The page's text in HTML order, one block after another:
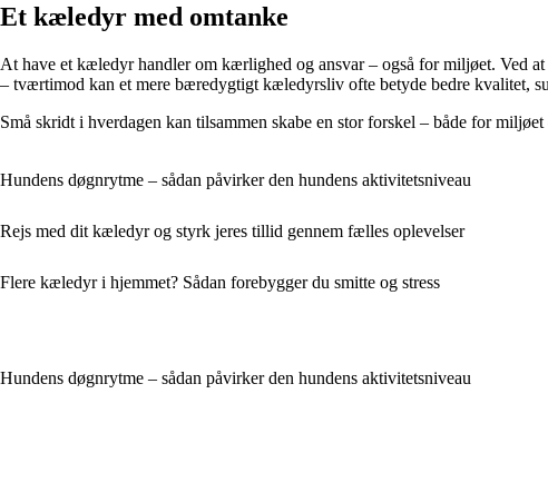
Et kæledyr med omtanke
At have et kæledyr handler om kærlighed og ansvar – også for miljøet. Ved
– tværtimod kan et mere bæredygtigt kæledyrsliv ofte betyde bedre kvalitet,
Små skridt i hverdagen kan tilsammen skabe en stor forskel – både for
Hundens døgnrytme – sådan påvirker den hundens aktivitetsniveau
Rejs med dit kæledyr og styrk jeres tillid gennem fælles oplevelser
Flere kæledyr i hjemmet? Sådan forebygger du smitte og stress
Hundens døgnrytme – sådan påvirker den hundens aktivitetsniveau